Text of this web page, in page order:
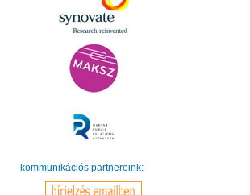
kommunikációs partnereink: